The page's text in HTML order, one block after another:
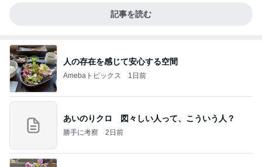
記事を読む
人の存在を感じて安心する空間
Amebaトピックス 1日前
あいのりクロ 図々しい人って、こういう人？
勝手に考察 2日前